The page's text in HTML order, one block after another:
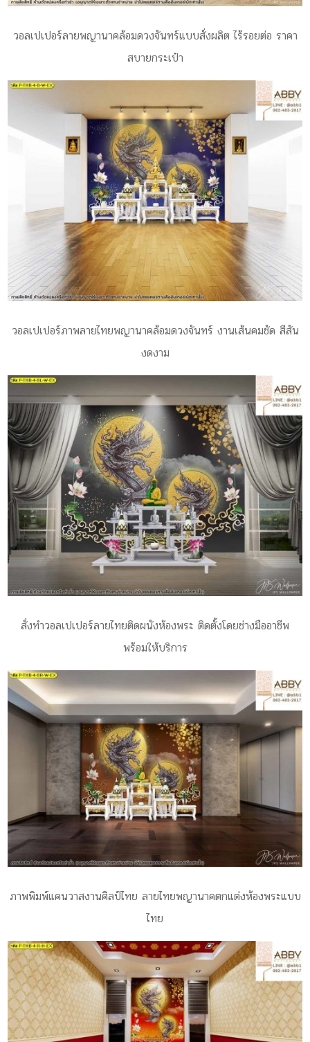
วอลเปเปอร์ลายพญานาคล้อมดวงจันทร์แบบสั่งผลิต ไร้รอยต่อ ราคา
สบายกระเป๋า
วอลเปเปอร์ภาพลายไทยพญานาคล้อมดวงจันทร์ งานเส้นคมชัด สีสัน
งดงาม
สั่งทำวอลเปเปอร์ลายไทยติดผนังห้องพระ ติดตั้งโดยช่างมืออาชีพ
พร้อมให้บริการ
ภาพพิมพ์แคนวาสงานศิลป์ไทย ลายไทยพญานาคตกแต่งห้องพระแบบ
ไทย